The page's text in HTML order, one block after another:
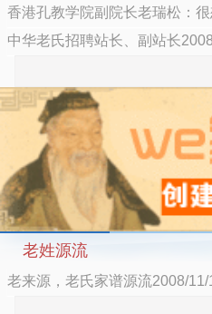
香港孔教学院副院长老瑞松：
中华老氏招聘站长、副站长
老姓源流
老来源，老氏家谱源流2008/11/1